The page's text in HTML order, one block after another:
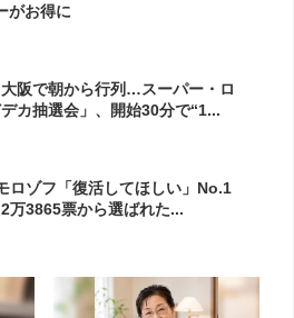
がお得に
大阪で朝から行列…スーパー・ロ
カ抽選会」、開始30分で“1...
ロゾフ「復活してほしい」No.1
万3865票から選ばれた...